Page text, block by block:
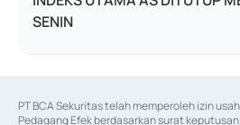
SENIN
PT BCA Sekuritas telah memperoleh izin
Pedagang Efek berdasarkan surat